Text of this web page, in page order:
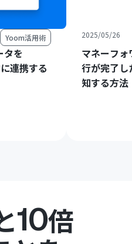
Yoom活用術
タを
連携する
2025/05/26
マネーフ
行が完了
知する方法
10倍